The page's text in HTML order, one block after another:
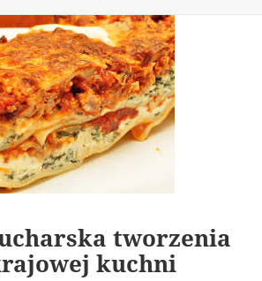
tworzenia
kuchni